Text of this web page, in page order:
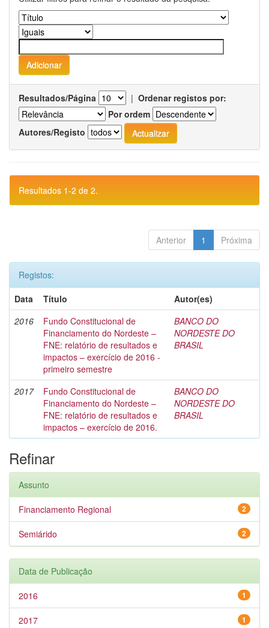
Resultados/Página | Ordenar registos por:
Por ordem
Autores/Registo
Resultados 1-2 de 2.
Anterior 1 Próxima
Registos:
Data
Título
Autor(es)
2016
Fundo Constitucional de
Financiamento do Nordeste –
FNE: relatório de resultados e
impactos – exercício de 2016 -
primeiro semestre
BANCO DO
NORDESTE DO
BRASIL
2017
Fundo Constitucional de
Financiamento do Nordeste –
FNE: relatório de resultados e
impactos – exercício de 2016.
BANCO DO
NORDESTE DO
BRASIL
Refinar
Assunto
2
Financiamento Regional
2
Semiárido
Data de Publicação
1
2016
1
2017